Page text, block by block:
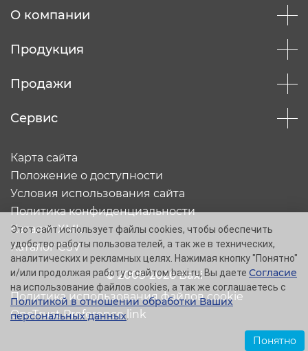
О компании
Продукция
Продажи
Сервис
© 2005-2026 Baxi
Карта сайта
Положение о доступности
Условия использования сайта
Политика конфиденциальности
Каталог XML
Каталог CSV
Политика использования файлов cookie
OneTrust Preference link
Этот сайт использует файлы cookies, чтобы обеспечить
удобство работы пользователей, а так же в технических,
аналитических и рекламных целях. Нажимая кнопку "Понятно"
и/или продолжая работу с сайтом baxi.ru, Вы даете Согласие
на использование файлов cookies, а так же соглашаетесь с
Политикой в отношении обработки Ваших
персональных данных.
Понятно